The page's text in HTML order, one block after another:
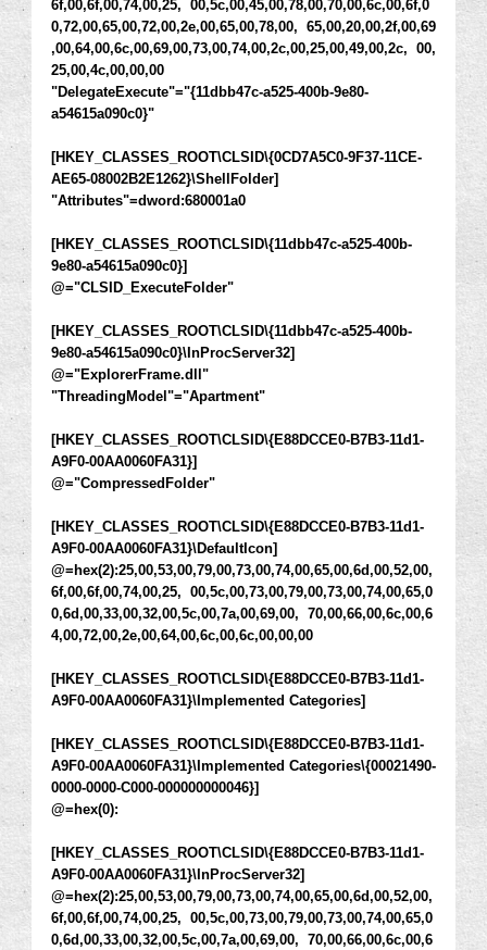
6f,00,6f,00,74,00,25, 00,5c,00,45,00,78,00,70,00,6c,00,6f,0
0,72,00,65,00,72,00,2e,00,65,00,78,00, 65,00,20,00,2f,00,69
,00,64,00,6c,00,69,00,73,00,74,00,2c,00,25,00,49,00,2c, 00,
25,00,4c,00,00,00
"DelegateExecute"="{11dbb47c-a525-400b-9e80-
a54615a090c0}"
[HKEY_CLASSES_ROOT\CLSID\{0CD7A5C0-9F37-11CE-
AE65-08002B2E1262}\ShellFolder]
"Attributes"=dword:680001a0
[HKEY_CLASSES_ROOT\CLSID\{11dbb47c-a525-400b-
9e80-a54615a090c0}]
@="CLSID_ExecuteFolder"
[HKEY_CLASSES_ROOT\CLSID\{11dbb47c-a525-400b-
9e80-a54615a090c0}\InProcServer32]
@="ExplorerFrame.dll"
"ThreadingModel"="Apartment"
[HKEY_CLASSES_ROOT\CLSID\{E88DCCE0-B7B3-11d1-
A9F0-00AA0060FA31}]
@="CompressedFolder"
[HKEY_CLASSES_ROOT\CLSID\{E88DCCE0-B7B3-11d1-
A9F0-00AA0060FA31}\DefaultIcon]
@=hex(2):25,00,53,00,79,00,73,00,74,00,65,00,6d,00,52,00,
6f,00,6f,00,74,00,25, 00,5c,00,73,00,79,00,73,00,74,00,65,0
0,6d,00,33,00,32,00,5c,00,7a,00,69,00, 70,00,66,00,6c,00,6
4,00,72,00,2e,00,64,00,6c,00,6c,00,00,00
[HKEY_CLASSES_ROOT\CLSID\{E88DCCE0-B7B3-11d1-
A9F0-00AA0060FA31}\Implemented Categories]
[HKEY_CLASSES_ROOT\CLSID\{E88DCCE0-B7B3-11d1-
A9F0-00AA0060FA31}\Implemented Categories\{00021490-
0000-0000-C000-000000000046}]
@=hex(0):
[HKEY_CLASSES_ROOT\CLSID\{E88DCCE0-B7B3-11d1-
A9F0-00AA0060FA31}\InProcServer32]
@=hex(2):25,00,53,00,79,00,73,00,74,00,65,00,6d,00,52,00,
6f,00,6f,00,74,00,25, 00,5c,00,73,00,79,00,73,00,74,00,65,0
0,6d,00,33,00,32,00,5c,00,7a,00,69,00, 70,00,66,00,6c,00,6